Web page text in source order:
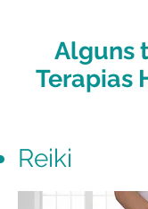
Alguns
Terapias
Reiki